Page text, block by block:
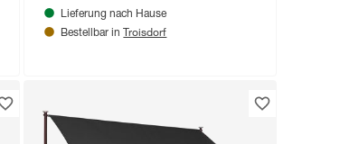
Lieferung nach Hause
Bestellbar in Troisdorf